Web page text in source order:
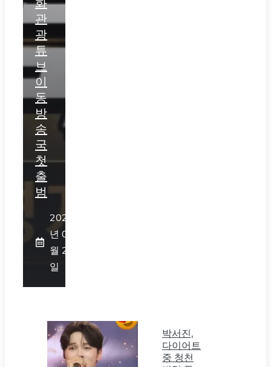
화
관
광
튜
브
이
동
방
송
국
첫
출
범
2026
년 07
월 25
일
박서진,
다이어트
중 청천